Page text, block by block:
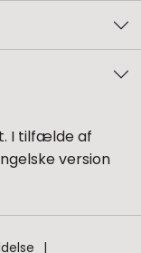
I tilfælde af
version